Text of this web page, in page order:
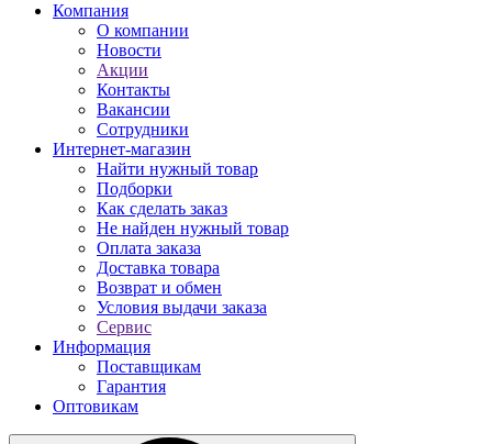
Компания
О компании
Новости
Акции
Контакты
Вакансии
Сотрудники
Интернет-магазин
Найти нужный товар
Подборки
Как сделать заказ
Не найден нужный товар
Оплата заказа
Доставка товара
Возврат и обмен
Условия выдачи заказа
Сервис
Информация
Поставщикам
Гарантия
Оптовикам